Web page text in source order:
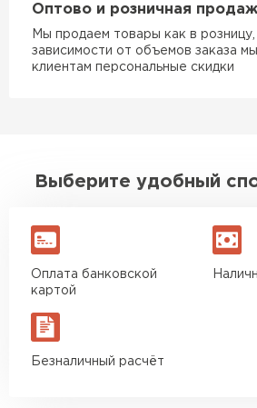
Оптово и розничная
Мы продаем товары как в
зависимости от объемов заказа
клиентам персональные скидки
Выберите удобный
Оплата банковской
картой
Безналичный расчёт